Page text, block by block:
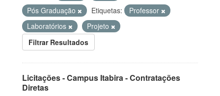
Pós Graduação
Etiquetas:
Professor
Laboratórios
Projeto
Filtrar Resultados
Licitações - Campus Itabira - Contratações
Diretas